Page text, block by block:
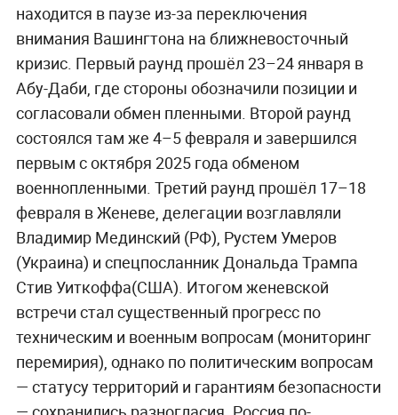
находится в паузе из-за переключения
внимания Вашингтона на ближневосточный
кризис. Первый раунд прошёл 23–24 января в
Абу-Даби, где стороны обозначили позиции и
согласовали обмен пленными. Второй раунд
состоялся там же 4–5 февраля и завершился
первым с октября 2025 года обменом
военнопленными. Третий раунд прошёл 17–18
февраля в Женеве, делегации возглавляли
Владимир Мединский (РФ), Рустем Умеров
(Украина) и спецпосланник Дональда Трампа
Стив Уиткоффа(США). Итогом женевской
встречи стал существенный прогресс по
техническим и военным вопросам (мониторинг
перемирия), однако по политическим вопросам
— статусу территорий и гарантиям безопасности